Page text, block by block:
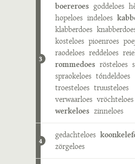
3
boereroes goddeloes
hopeloes indeloes
klabberdoes
kosteloes pioenroes
raodeloes reddeloes
rommedoes rösteloes
spraokeloes tóndeldoes
troesteloes truusteloes
verwaarloes vröchteloes
werkeloes zinneloes
4
gedachteloes
zörgeloes